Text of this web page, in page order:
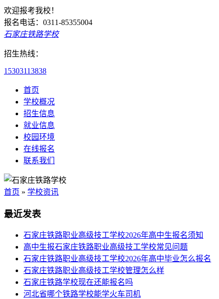
欢迎报考我校！
报名电话：0311-85355004
石家庄铁路学校
招生热线：
15303113838
首页
学校概况
招生信息
就业信息
校园环境
在线报名
联系我们
首页 » 学校资讯
最近发表
​石家庄铁路职业高级技工学校2026年高中生报名须知
高中生报石家庄铁路职业高级技工学校常见问题
石家庄铁路职业高级技工学校2026年高中毕业怎么报名
石家庄铁路职业高级技工学校管理怎么样
石家庄铁路学校现在还能报名吗
河北省哪个铁路学校能学火车司机